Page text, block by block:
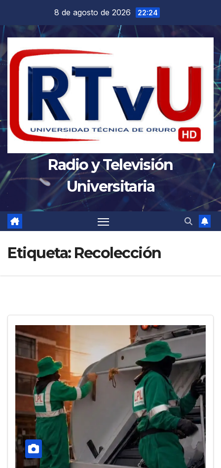
contenido
8 de agosto de 2026 22:24
Radio y Televisión
Universitaria
Etiqueta: Recolección